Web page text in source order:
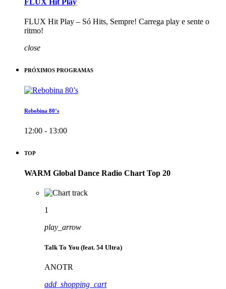
FLUX Hit Play
FLUX Hit Play – Só Hits, Sempre! Carrega play e sente o
ritmo!
close
PRÓXIMOS PROGRAMAS
Rebobina 80’s
12:00 - 13:00
TOP
WARM Global Dance Radio Chart Top 20
1
play_arrow
Talk To You (feat. 54 Ultra)
ANOTR
add_shopping_cart